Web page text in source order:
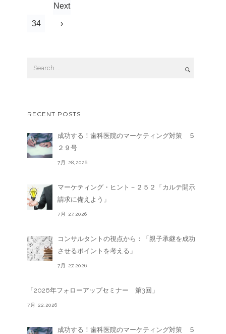
34
Next
›
RECENT POSTS
成功する！歯科医院のマーケティング対策 ５
２９号
7月 28,2026
マーケティング・ヒント－２５２「カルテ開示
請求に備えよう」
7月 27,2026
コンサルタントの視点から：「親子承継を成功
させるポイントを考える」
7月 27,2026
「2026年フォローアップセミナー 第3回」
7月 22,2026
成功する！歯科医院のマーケティング対策 ５